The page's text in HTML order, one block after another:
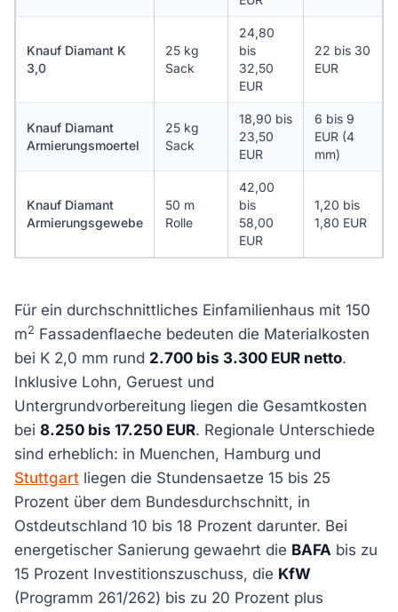
Knauf Diamant K
3,0
25 kg
Sack
24,80
bis
32,50
EUR
22 bis 30
EUR
Knauf Diamant
Armierungsmoertel
25 kg
Sack
18,90 bis
23,50
EUR
6 bis 9
EUR (4
mm)
Knauf Diamant
Armierungsgewebe
50 m
Rolle
42,00
bis
58,00
EUR
1,20 bis
1,80 EUR
Für ein durchschnittliches Einfamilienhaus mit 150
m2 Fassadenflaeche bedeuten die Materialkosten
bei K 2,0 mm rund 2.700 bis 3.300 EUR netto.
Inklusive Lohn, Geruest und
Untergrundvorbereitung liegen die Gesamtkosten
bei 8.250 bis 17.250 EUR. Regionale Unterschiede
sind erheblich: in Muenchen, Hamburg und
Stuttgart liegen die Stundensaetze 15 bis 25
Prozent über dem Bundesdurchschnitt, in
Ostdeutschland 10 bis 18 Prozent darunter. Bei
energetischer Sanierung gewaehrt die BAFA bis zu
15 Prozent Investitionszuschuss, die KfW
(Programm 261/262) bis zu 20 Prozent plus